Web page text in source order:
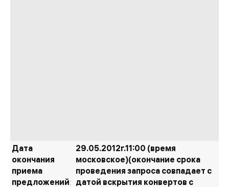
Дата
окончания
приема
предложений:
29.05.2012г.11:00 (время
московское)(окончание срока
проведения запроса совпадает с
датой вскрытия конвертов с